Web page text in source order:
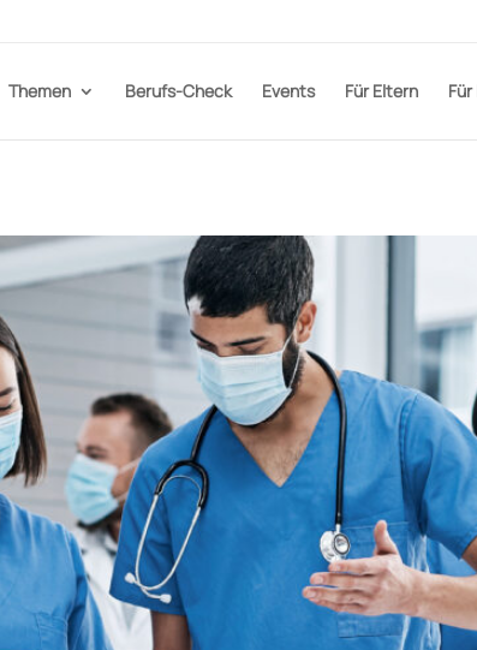
Themen Berufs-Check Events Für Eltern